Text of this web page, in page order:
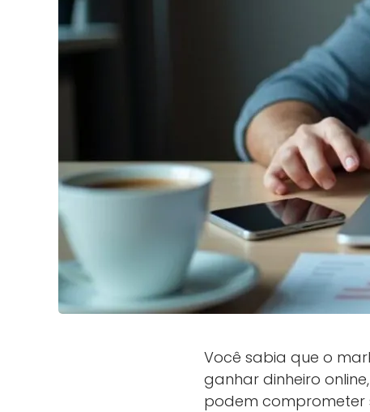
Você sabia que o
ganhar dinheiro
podem comprometer